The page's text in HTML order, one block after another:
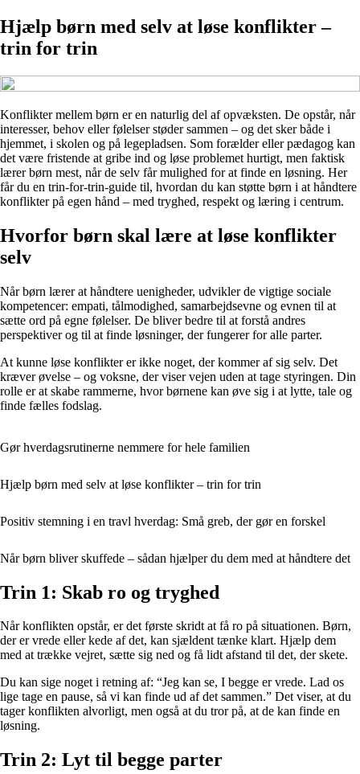
Hjælp børn med selv at løse konflikter –
trin for trin
Konflikter mellem børn er en naturlig del af opvæksten. De opstår, når
interesser, behov eller følelser støder sammen – og det sker både i
hjemmet, i skolen og på legepladsen. Som forælder eller pædagog kan
det være fristende at gribe ind og løse problemet hurtigt, men faktisk
lærer børn mest, når de selv får mulighed for at finde en løsning. Her
får du en trin-for-trin-guide til, hvordan du kan støtte børn i at håndtere
konflikter på egen hånd – med tryghed, respekt og læring i centrum.
Hvorfor børn skal lære at løse konflikter
selv
Når børn lærer at håndtere uenigheder, udvikler de vigtige sociale
kompetencer: empati, tålmodighed, samarbejdsevne og evnen til at
sætte ord på egne følelser. De bliver bedre til at forstå andres
perspektiver og til at finde løsninger, der fungerer for alle parter.
At kunne løse konflikter er ikke noget, der kommer af sig selv. Det
kræver øvelse – og voksne, der viser vejen uden at tage styringen. Din
rolle er at skabe rammerne, hvor børnene kan øve sig i at lytte, tale og
finde fælles fodslag.
Gør hverdagsrutinerne nemmere for hele familien
Hjælp børn med selv at løse konflikter – trin for trin
Positiv stemning i en travl hverdag: Små greb, der gør en forskel
Når børn bliver skuffede – sådan hjælper du dem med at håndtere det
Trin 1: Skab ro og tryghed
Når konflikten opstår, er det første skridt at få ro på situationen. Børn,
der er vrede eller kede af det, kan sjældent tænke klart. Hjælp dem
med at trække vejret, sætte sig ned og få lidt afstand til det, der skete.
Du kan sige noget i retning af: “Jeg kan se, I begge er vrede. Lad os
lige tage en pause, så vi kan finde ud af det sammen.” Det viser, at du
tager konflikten alvorligt, men også at du tror på, at de kan finde en
løsning.
Trin 2: Lyt til begge parter